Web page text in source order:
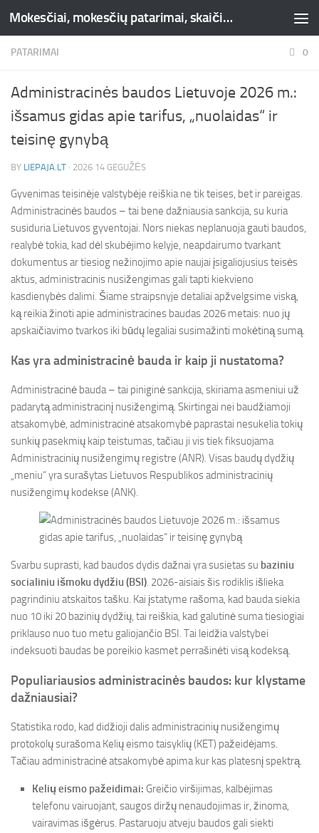
Skip to content Mokesčiai, mokesčių patarimai, skaičiuoklės, straipsniai -Liepaja.lt
PATARIMAI 0
Administracinės baudos Lietuvoje 2026 m.:
išsamus gidas apie tarifus, „nuolaidas“ ir
teisinę gynybą
BY LIEPAJA.LT · 2026 14 GEGUŽĖS
Gyvenimas teisinėje valstybėje reiškia ne tik teises, bet ir pareigas.
Administracinės baudos – tai bene dažniausia sankcija, su kuria
susiduria Lietuvos gyventojai. Nors niekas neplanuoja gauti baudos,
realybė tokia, kad dėl skubėjimo kelyje, neapdairumo tvarkant
dokumentus ar tiesiog nežinojimo apie naujai įsigaliojusius teisės
aktus, administracinis nusižengimas gali tapti kiekvieno
kasdienybės dalimi. Šiame straipsnyje detaliai apžvelgsime viską,
ką reikia žinoti apie administracines baudas 2026 metais: nuo jų
apskaičiavimo tvarkos iki būdų legaliai susimažinti mokėtiną sumą.
Kas yra administracinė bauda ir kaip ji nustatoma?
Administracinė bauda – tai piniginė sankcija, skiriama asmeniui už
padarytą administracinį nusižengimą. Skirtingai nei baudžiamoji
atsakomybė, administracinė atsakomybė paprastai nesukelia tokių
sunkių pasekmių kaip teistumas, tačiau ji vis tiek fiksuojama
Administracinių nusižengimų registre (ANR). Visas baudų dydžių
„meniu“ yra surašytas Lietuvos Respublikos administracinių
nusižengimų kodekse (ANK).
Svarbu suprasti, kad baudos dydis dažnai yra susietas su baziniu
socialiniu išmoku dydžiu (BSI). 2026-aisiais šis rodiklis išlieka
pagrindiniu atskaitos tašku. Kai įstatyme rašoma, kad bauda siekia
nuo 10 iki 20 bazinių dydžių, tai reiškia, kad galutinė suma tiesiogiai
priklauso nuo tuo metu galiojančio BSI. Tai leidžia valstybei
indeksuoti baudas be poreikio kasmet perrašinėti visą kodeksą.
Populiariausios administracinės baudos: kur klystame
dažniausiai?
Statistika rodo, kad didžioji dalis administracinių nusižengimų
protokolų surašoma Kelių eismo taisyklių (KET) pažeidėjams.
Tačiau administracinė atsakomybė apima kur kas platesnį spektrą.
Kelių eismo pažeidimai: Greičio viršijimas, kalbėjimas
telefonu vairuojant, saugos diržų nenaudojimas ir, žinoma,
vairavimas išgėrus. Pastaruoju atveju baudos gali siekti